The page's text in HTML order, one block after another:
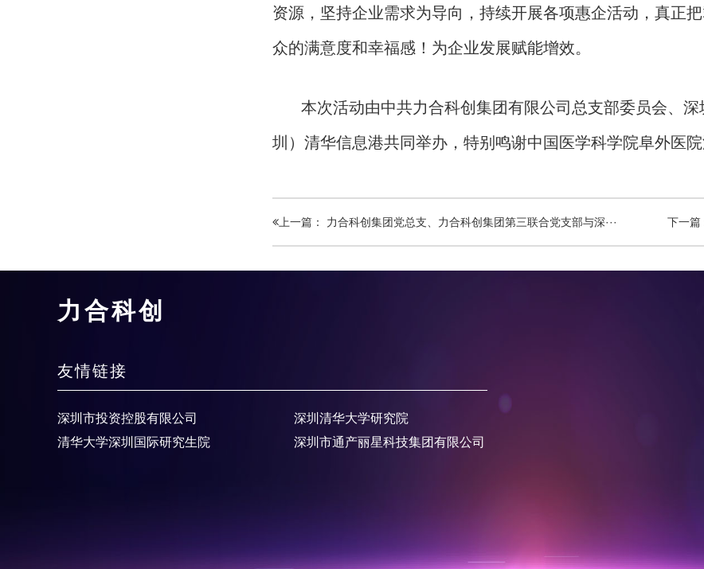
资源，坚持企业需求为导向，持续开展各项惠企活动，真正
众的满意度和幸福感！为企业发展赋能增效。
本次活动由中共力合科创集团有限公司总支部委员会、深
圳）清华信息港共同举办，特别鸣谢中国医学科学院阜外医
上一篇： 力合科创集团党总支、力合科创集团第三联合党支部与深··· 下一
力合科创
友情链接
深圳市投资控股有限公司
深圳清华大学研究院
清华大学深圳国际研究生院
深圳市通产丽星科技集团有限公司